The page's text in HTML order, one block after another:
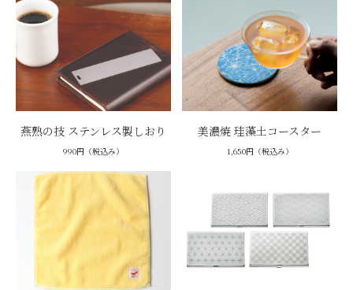
燕熟の技 ステンレス製しおり
990円（税込み）
美濃焼 珪藻土コースター
1,650円（税込み）